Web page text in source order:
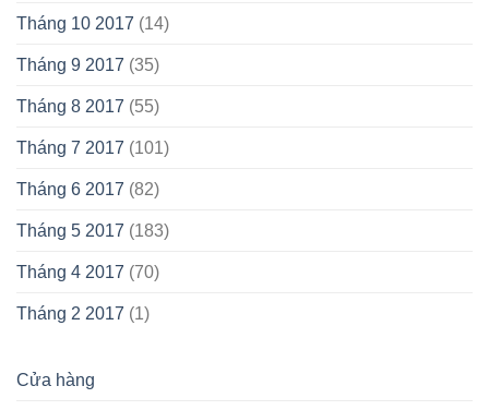
Tháng 10 2017 (14)
Tháng 9 2017 (35)
Tháng 8 2017 (55)
Tháng 7 2017 (101)
Tháng 6 2017 (82)
Tháng 5 2017 (183)
Tháng 4 2017 (70)
Tháng 2 2017 (1)
Cửa hàng